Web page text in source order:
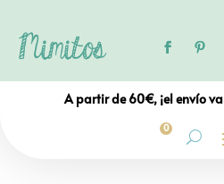
A partir de 60€, ¡el envío
0